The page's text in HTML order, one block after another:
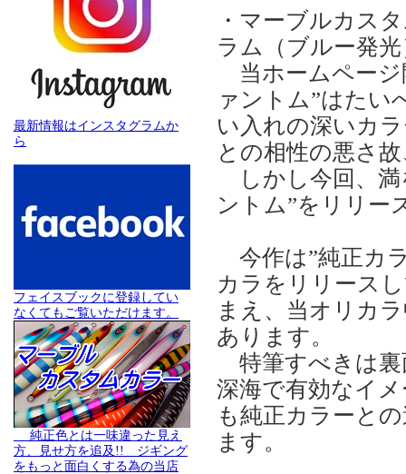
最新情報はインスタグラムか
ら
フェイスブックに登録してい
なくてもご覧いただけます。
純正色とは一味違った見え
方、見せ方を追及!! ジギング
をもっと面白くする為の当店
・マーブルカス
ラム（ブルー発
当ホームページ
ァントム”はたい
い入れの深いカ
との相性の悪さ
しかし今回、満
ントム”をリリー
今作は”純正カ
カラをリリース
まえ、当オリカ
あります。
特筆すべきは裏
深海で有効なイ
も純正カラーと
ます。